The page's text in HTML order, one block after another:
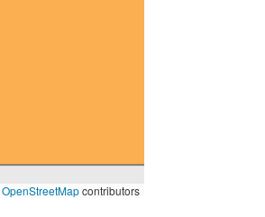
OpenStreetMapcontributors